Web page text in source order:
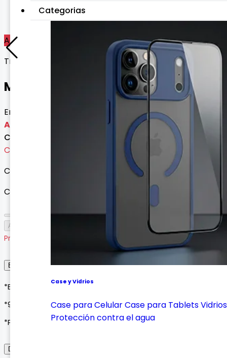
Categorias
Case y Vidrios
Case para CelularCase para TabletsVidrios
Protección contra el agua
Agotado
Tripodes y Monopods
MINI TRIPODE LDX-128
Envío gratis con esta oferta
Agotado
Consultar precio
Cargando variantes...
Cargando variantes disponibles...
Cantidad
Agotado
Producto agotado
Envío, Entrega y Garantía
*Envíos a todo Colombia*
*90 días de garantía*
*Pagos seguros con Wompi o contraentrega*
Descripción del Producto